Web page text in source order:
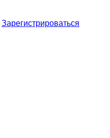
Зарегистрироваться